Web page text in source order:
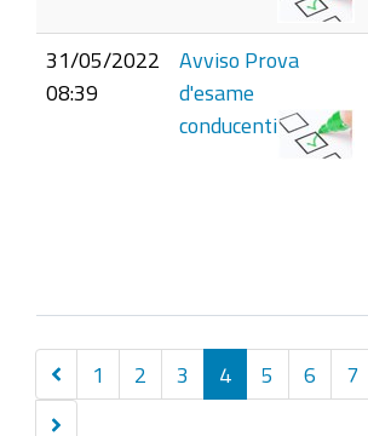
31/05/2022
08:39
Avviso Prova
d'esame
conducenti
Precedenti
30
1 2 3 4 5 6 7
Successivi